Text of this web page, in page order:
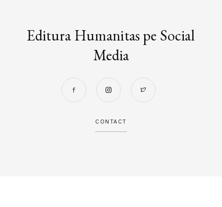
Editura Humanitas pe Social
Media
CONTACT